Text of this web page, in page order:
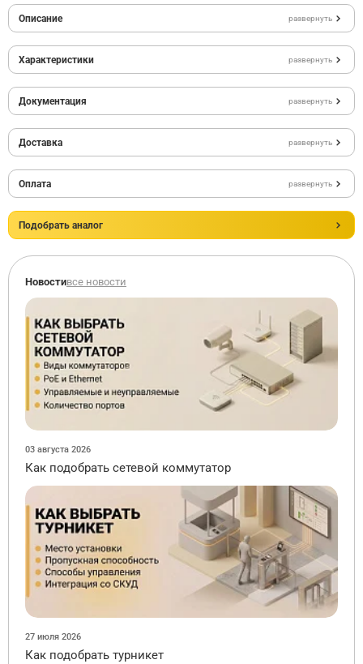
Описание развернуть
Характеристики развернуть
Документация развернуть
Доставка развернуть
Оплата развернуть
Подобрать аналог
Новостивсе новости
03 августа 2026
Как подобрать сетевой коммутатор
27 июля 2026
Как подобрать турникет